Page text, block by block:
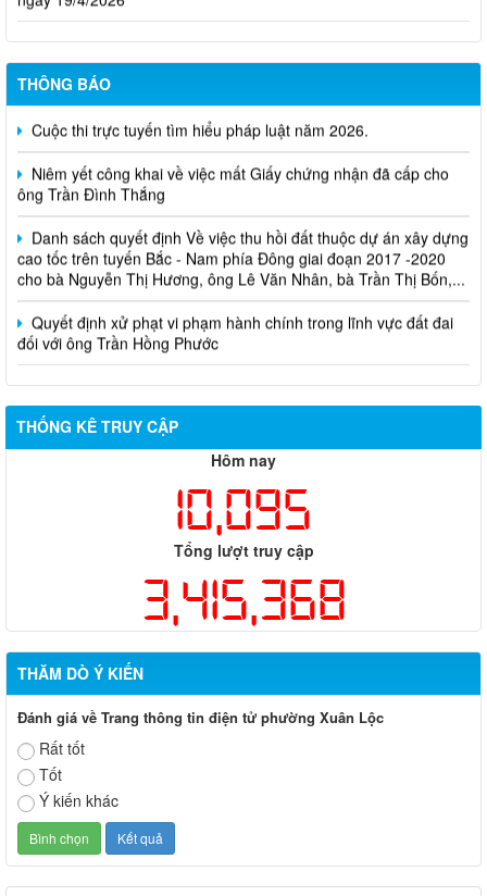
THÔNG BÁO
Cuộc thi trực tuyến tìm hiểu pháp luật năm 2026.
Niêm yết công khai về việc mất Giấy chứng nhận đã cấp cho
ông Trần Đình Thắng
Danh sách quyết định Về việc thu hồi đất thuộc dự án xây dựng
cao tốc trên tuyến Bắc - Nam phía Đông giai đoạn 2017 -2020
cho bà Nguyễn Thị Hương, ông Lê Văn Nhân, bà Trần Thị Bốn,...
Quyết định xử phạt vi phạm hành chính trong lĩnh vực đất đai
đối với ông Trần Hồng Phước
THỐNG KÊ TRUY CẬP
Hôm nay
10,095
Tổng lượt truy cập
3,415,368
THĂM DÒ Ý KIẾN
Đánh giá về Trang thông tin điện tử phường Xuân Lộc
Rất tốt
Tốt
Ý kiến khác